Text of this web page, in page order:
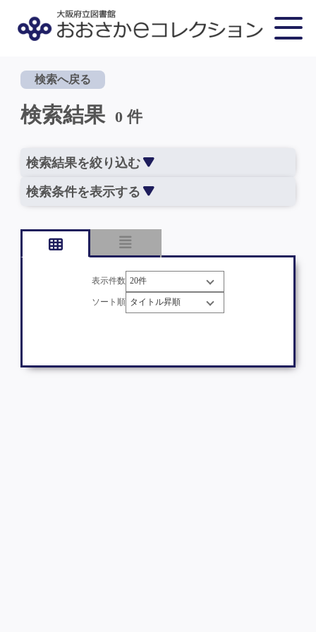
検索へ戻る
検索結果 0 件
検索結果を絞り込む
検索条件を表示する
表示件数
ソート順